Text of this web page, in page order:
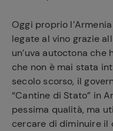
Oggi proprio
legate al vino grazie
un’uva autoctona
che non è mai stata
secolo scorso, il
“Cantine di Stato” in
pessima qualità, ma
cercare di diminuire il